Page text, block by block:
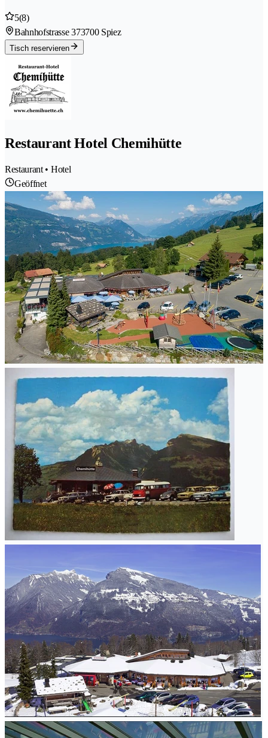
5(8)
Bahnhofstrasse 373700 Spiez
Tisch reservieren
Restaurant Hotel Chemihütte
Restaurant • Hotel
Geöffnet